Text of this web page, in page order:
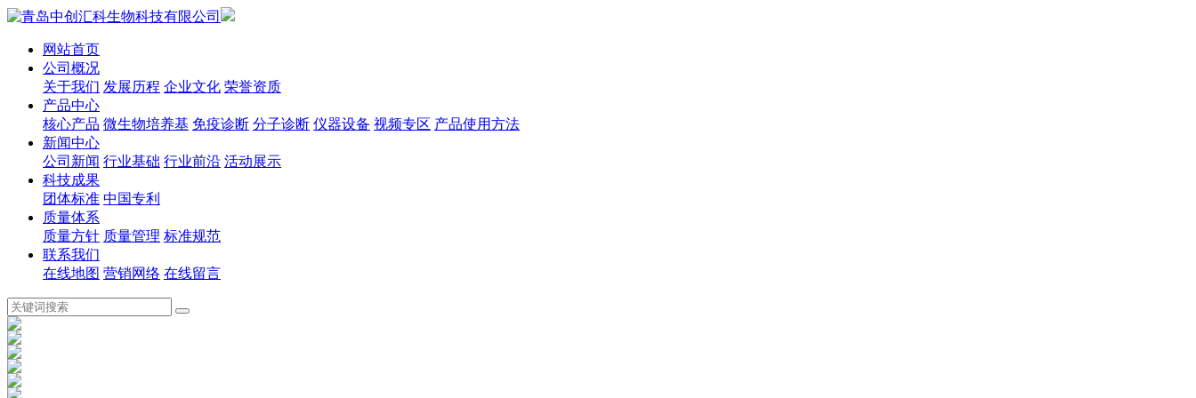
网站首页
公司概况
关于我们 发展历程 企业文化 荣誉资质
产品中心
核心产品 微生物培养基 免疫诊断 分子诊断 仪器设备 视频专区 产品使用方法
新闻中心
公司新闻 行业基础 行业前沿 活动展示
科技成果
团体标准 中国专利
质量体系
质量方针 质量管理 标准规范
联系我们
在线地图 营销网络 在线留言